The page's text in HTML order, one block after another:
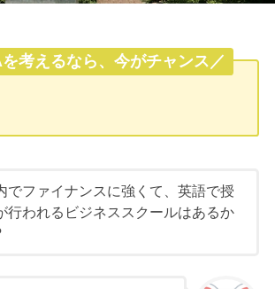
考えるなら、今がチャンス／
でファイナンスに強くて、英語で授
行われるビジネススクールはあるか